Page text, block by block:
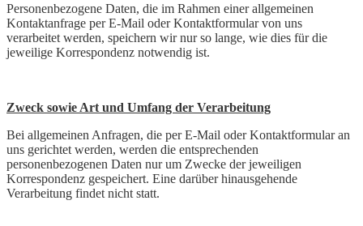
Personenbezogene Daten, die im Rahmen einer allgemeinen
Kontaktanfrage per E-Mail oder Kontaktformular von uns
verarbeitet werden, speichern wir nur so lange, wie dies für die
jeweilige Korrespondenz notwendig ist.
Zweck sowie Art und Umfang der Verarbeitung
Bei allgemeinen Anfragen, die per E-Mail oder Kontaktformular an
uns gerichtet werden, werden die entsprechenden
personenbezogenen Daten nur um Zwecke der jeweiligen
Korrespondenz gespeichert. Eine darüber hinausgehende
Verarbeitung findet nicht statt.